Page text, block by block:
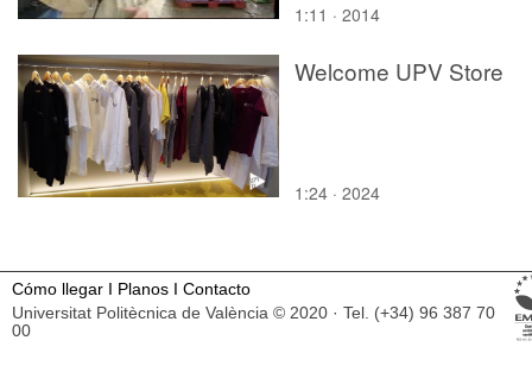
1:11 · 2014
Welcome UPV Store
1:24 · 2024
Cómo llegar I Planos I Contacto
Universitat Politècnica de València © 2020 · Tel. (+34) 96 387 70
00